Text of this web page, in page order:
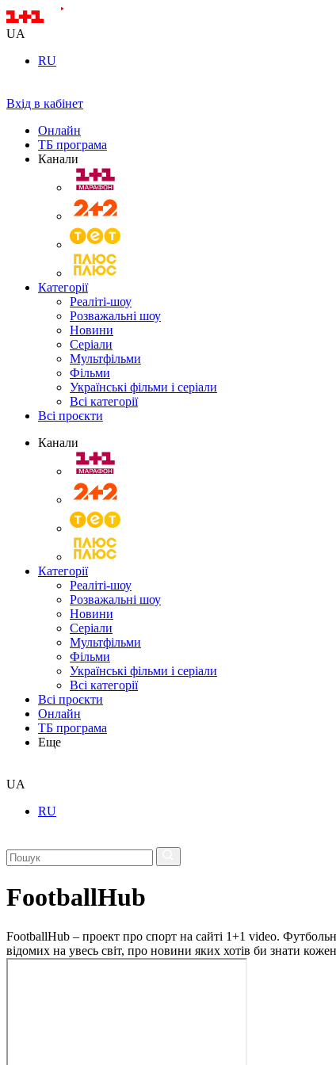
UA
RU
Вхід в кабінет
Онлайн
ТБ програма
Канали
Категорії
Реаліті-шоу
Розважальні шоу
Новини
Серіали
Мультфільми
Фільми
Українські фільми і серіали
Всі категорії
Всі проєкти
Канали
Категорії
Реаліті-шоу
Розважальні шоу
Новини
Серіали
Мультфільми
Фільми
Українські фільми і серіали
Всі категорії
Всі проєкти
Онлайн
ТБ програма
Еще
UA
RU
FootballHub
FootballHub – проект про спорт на сайті 1+1 video.
відомих на увесь світ, про новини яких хотів би знати